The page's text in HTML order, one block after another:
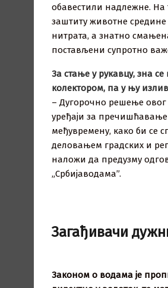
обавестили надлежне. На
заштиту животне средине
нитрата, а знатно
постављени супротно
За стање у рукавцу, зна
колектором, па у њу
– Дугорочно решење овог
уређаји за
међувремену, како би се
деловањем градских и
наложи да предузму
„Србијаводама”.
Загађивачи
Законом о водама је